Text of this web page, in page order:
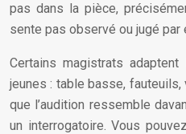
pas dans la pièce,
sente pas observé ou jugé par
Certains magistrats
jeunes : table basse,
que l’audition ressemble
un interrogatoire. Vous